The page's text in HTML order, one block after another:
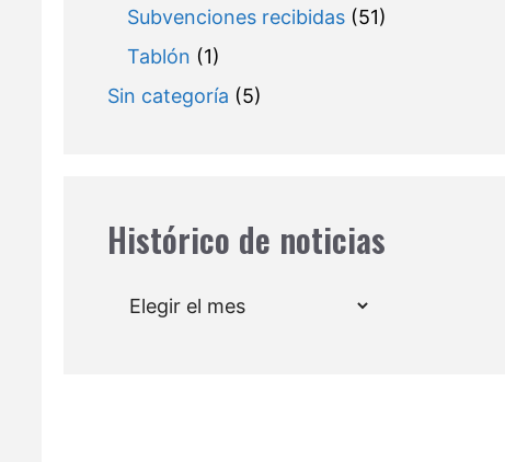
Subvenciones recibidas(51)
Tablón (1)
Sin categoría (5)
Histórico de noticias
Archivos